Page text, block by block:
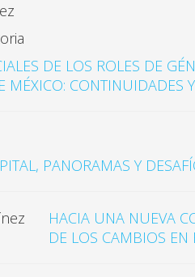
DE LOS ROLES DE
MÉXICO: CONTINUIDADES
PANORAMAS Y
HACIA UNA NUEVA
DE LOS CAMBIOS EN